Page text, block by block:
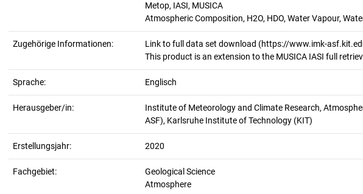
Metop, IASI, MUSICA
Atmospheric Composition, H2O, HDO, Water Vapour,
Zugehörige Informationen:
Link to full data set download (https://www.imk-
This product is an extension to the MUSICA IASI full
Sprache: Englisch
Herausgeber/in:
Institute of Meteorology and Climate Research,
ASF), Karlsruhe Institute of Technology (KIT)
Erstellungsjahr: 2020
Fachgebiet:
Geological Science
Atmosphere